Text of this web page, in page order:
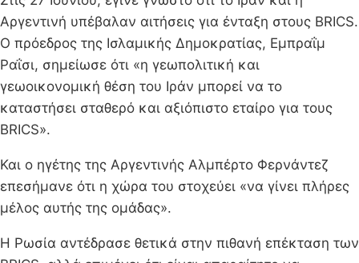
Αργεντινή υπέβαλαν αιτήσεις για ένταξη στους BRICS.
Ο πρόεδρος της Ισλαμικής Δημοκρατίας, Εμπραΐμ
Ραΐσι, σημείωσε ότι «η γεωπολιτική και
γεωοικονομική θέση του Ιράν μπορεί να το
καταστήσει σταθερό και αξιόπιστο εταίρο για τους
BRICS».
Και ο ηγέτης της Αργεντινής Αλμπέρτο Φερνάντεζ
επεσήμανε ότι η χώρα του στοχεύει «να γίνει πλήρες
μέλος αυτής της ομάδας».
Η Ρωσία αντέδρασε θετικά στην πιθανή επέκταση των